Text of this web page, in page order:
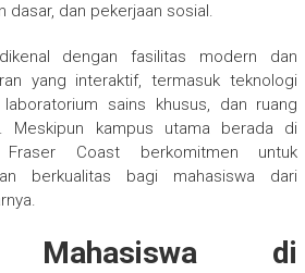
dasar, dan pekerjaan sosial.
dengan fasilitas modern dan
yang interaktif, termasuk teknologi
sains khusus, dan ruang
Meskipun kampus utama berada di
Coast berkomitmen untuk
berkualitas bagi mahasiswa dari
Mahasiswa di